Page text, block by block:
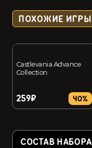
ПОХОЖИЕ ИГРЫ
Castlevania Advance
Collection
259₽ 40%
СОСТАВ НАБОРА